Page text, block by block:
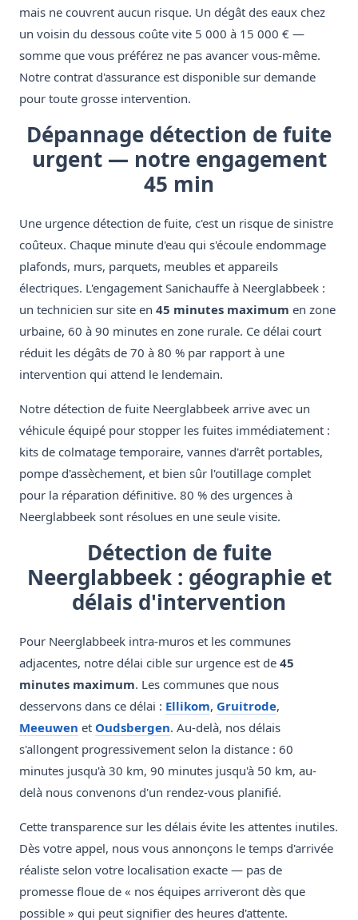
mais ne couvrent aucun risque. Un dégât des eaux chez
un voisin du dessous coûte vite 5 000 à 15 000 € —
somme que vous préférez ne pas avancer vous-même.
Notre contrat d'assurance est disponible sur demande
pour toute grosse intervention.
Dépannage détection de fuite
urgent — notre engagement
45 min
Une urgence détection de fuite, c'est un risque de sinistre
coûteux. Chaque minute d'eau qui s'écoule endommage
plafonds, murs, parquets, meubles et appareils
électriques. L'engagement Sanichauffe à Neerglabbeek :
un technicien sur site en 45 minutes maximum en zone
urbaine, 60 à 90 minutes en zone rurale. Ce délai court
réduit les dégâts de 70 à 80 % par rapport à une
intervention qui attend le lendemain.
Notre détection de fuite Neerglabbeek arrive avec un
véhicule équipé pour stopper les fuites immédiatement :
kits de colmatage temporaire, vannes d'arrêt portables,
pompe d'assèchement, et bien sûr l'outillage complet
pour la réparation définitive. 80 % des urgences à
Neerglabbeek sont résolues en une seule visite.
Détection de fuite
Neerglabbeek : géographie et
délais d'intervention
Pour Neerglabbeek intra-muros et les communes
adjacentes, notre délai cible sur urgence est de 45
minutes maximum. Les communes que nous
desservons dans ce délai : Ellikom, Gruitrode,
Meeuwen et Oudsbergen. Au-delà, nos délais
s'allongent progressivement selon la distance : 60
minutes jusqu'à 30 km, 90 minutes jusqu'à 50 km, au-
delà nous convenons d'un rendez-vous planifié.
Cette transparence sur les délais évite les attentes inutiles.
Dès votre appel, nous vous annonçons le temps d'arrivée
réaliste selon votre localisation exacte — pas de
promesse floue de « nos équipes arriveront dès que
possible » qui peut signifier des heures d'attente.